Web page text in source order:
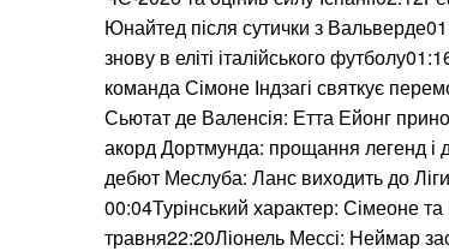
Юнайтед після сутички з
знову в еліті італійського
команда Сімоне Індзагі святкує
Сьютат де Валенсія: Етта Ейонг
акорд Дортмунда: прощання легенд і
дебют Меслуба: Ланс виходить до
00:04Турінський характер: Сімеоне
травня22:20Ліонель Мессі: Неймар